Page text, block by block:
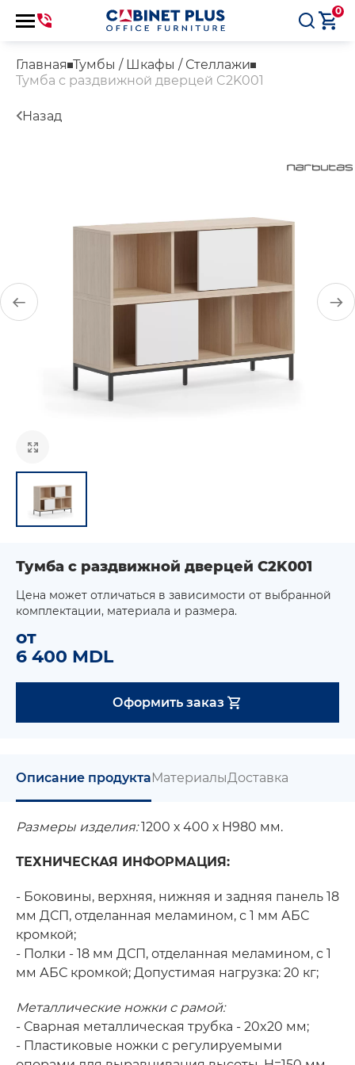
0
Главная Тумбы / Шкафы / Стеллажи
Тумба с раздвижной дверцей C2K001
Назад
Тумба с раздвижной дверцей C2K001
Цена может отличаться в зависимости от выбранной
комплектации, материала и размера.
от
6 400 MDL
Оформить заказ
Описание продуктаМатериалыДоставка
Размеры изделия:1200 х 400 х H980 мм.
ТЕХНИЧЕСКАЯ ИНФОРМАЦИЯ:
- Боковины, верхняя, нижняя и задняя панель 18
мм ДСП, отделанная меламином, с 1 мм АБС
кромкой;
- Полки - 18 мм ДСП, отделанная меламином, с 1
мм АБС кромкой; Допустимая нагрузка: 20 кг;
Металлические ножки с рамой:
- Сварная металлическая трубка - 20x20 мм;
- Пластиковые ножки с регулируемыми